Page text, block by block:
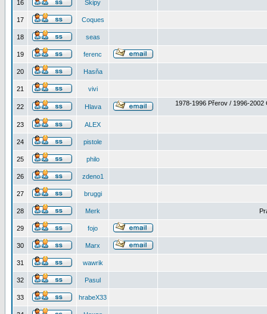
16 Skipy
17 Coques
18 seas
19 ferenc
20 Hasňa
21 vivi
22 Hlava 1978-1996 Přerov / 1996-2002
23 ALEX
24 pistole
25 philo
26 zdeno1
27 bruggi
28 Merk
29 fojo
30 Marx
31 wawrik
32 Pasul
33 hrabeX33